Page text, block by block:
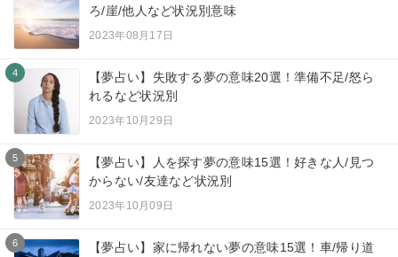
ろ/崖/他人など状況別意味
2023年08月17日
4
【夢占い】失敗する夢の意味20選！準備不足/怒ら
れるなど状況別
2023年10月29日
5
【夢占い】人を探す夢の意味15選！好きな人/見つ
からない/友達など状況別
2023年10月09日
6
【夢占い】家に帰れない夢の意味15選！車/帰り道